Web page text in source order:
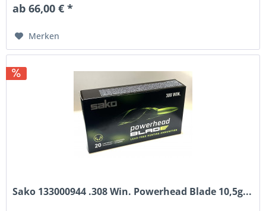
ab 66,00 € *
Merken
Sako 133000944 .308 Win. Powerhead Blade 10,5g...